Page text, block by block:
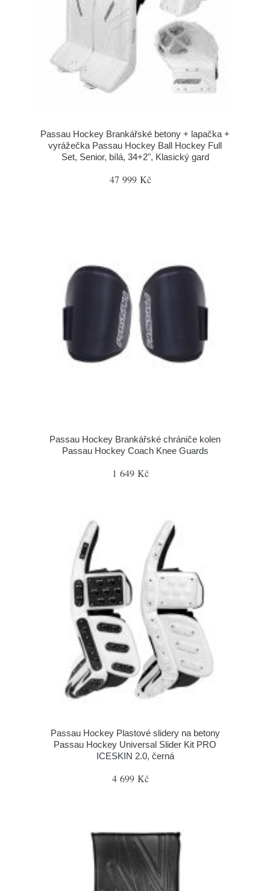
Passau Hockey Brankářské betony + lapačka +
vyrážečka Passau Hockey Ball Hockey Full
Set, Senior, bílá, 34+2", Klasický gard
47 999 Kč
Passau Hockey Brankářské chrániče kolen
Passau Hockey Coach Knee Guards
1 649 Kč
Passau Hockey Plastové slidery na betony
Passau Hockey Universal Slider Kit PRO
ICESKIN 2.0, černá
4 699 Kč